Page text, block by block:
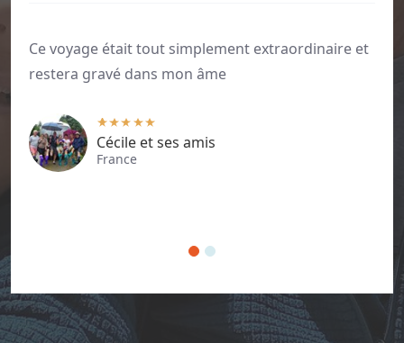
Ce voyage était tout simplement extraordinaire et
restera gravé dans mon âme
Cécile et ses amis
France